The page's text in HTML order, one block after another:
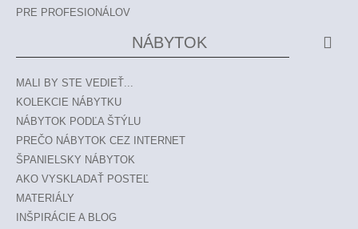
PRE PROFESIONÁLOV
NÁBYTOK
MALI BY STE VEDIEŤ...
KOLEKCIE NÁBYTKU
NÁBYTOK PODĽA ŠTÝLU
PREČO NÁBYTOK CEZ INTERNET
ŠPANIELSKY NÁBYTOK
AKO VYSKLADAŤ POSTEĽ
MATERIÁLY
INŠPIRÁCIE A BLOG